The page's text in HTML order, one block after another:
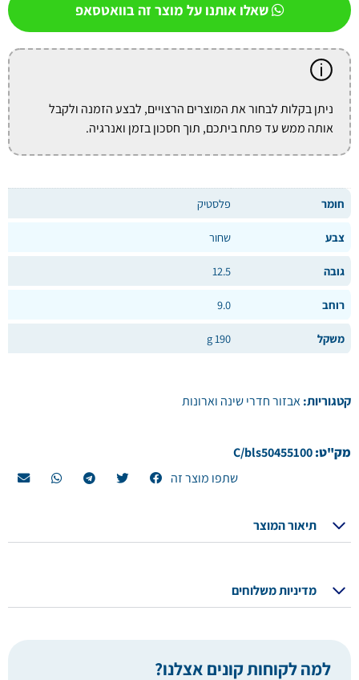
שאלו אותנו על מוצר זה בוואטסאפ
ניתן בקלות לבחור את המוצרים הרצויים, לבצע הזמנה ולקבל
אותה ממש עד פתח ביתכם, תוך חסכון בזמן ואנרגיה.
חומר פלסטיק
צבע שחור
גובה 12.5
רוחב 9.0
משקל 190 g
קטגוריות:אבזור חדרי שינה וארונות
מק"ט:C/bls50455100
שתפו מוצר זה
תיאור המוצר
מדיניות משלוחים
למה לקוחות קונים אצלנו?